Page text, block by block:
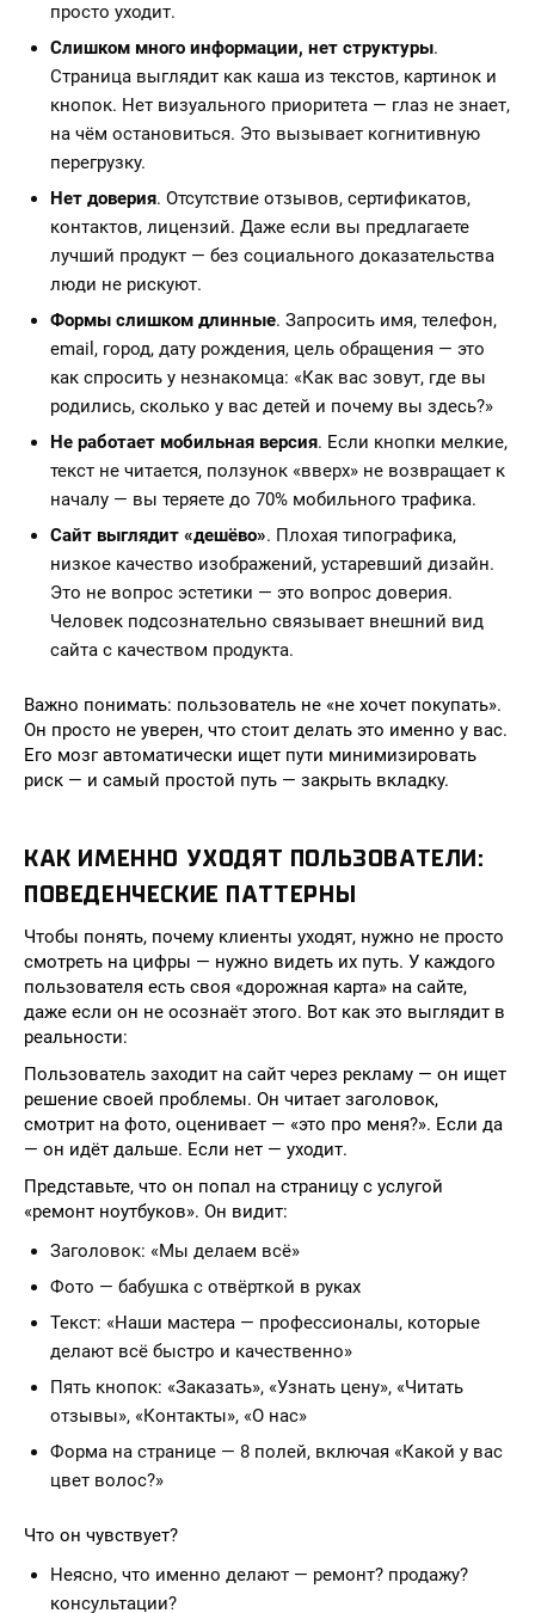
просто уходит.
Слишком много информации, нет структуры.
Страница выглядит как каша из текстов, картинок и
кнопок. Нет визуального приоритета — глаз не знает,
на чём остановиться. Это вызывает когнитивную
перегрузку.
Нет доверия. Отсутствие отзывов, сертификатов,
контактов, лицензий. Даже если вы предлагаете
лучший продукт — без социального доказательства
люди не рискуют.
Формы слишком длинные. Запросить имя, телефон,
email, город, дату рождения, цель обращения — это
как спросить у незнакомца: «Как вас зовут, где вы
родились, сколько у вас детей и почему вы здесь?»
Не работает мобильная версия. Если кнопки мелкие,
текст не читается, ползунок «вверх» не возвращает к
началу — вы теряете до 70% мобильного трафика.
Сайт выглядит «дешёво». Плохая типографика,
низкое качество изображений, устаревший дизайн.
Это не вопрос эстетики — это вопрос доверия.
Человек подсознательно связывает внешний вид
сайта с качеством продукта.
Важно понимать: пользователь не «не хочет покупать».
Он просто не уверен, что стоит делать это именно у вас.
Его мозг автоматически ищет пути минимизировать
риск — и самый простой путь — закрыть вкладку.
КАК ИМЕННО УХОДЯТ ПОЛЬЗОВАТЕЛИ:
ПОВЕДЕНЧЕСКИЕ ПАТТЕРНЫ
Чтобы понять, почему клиенты уходят, нужно не просто
смотреть на цифры — нужно видеть их путь. У каждого
пользователя есть своя «дорожная карта» на сайте,
даже если он не осознаёт этого. Вот как это выглядит в
реальности:
Пользователь заходит на сайт через рекламу — он ищет
решение своей проблемы. Он читает заголовок,
смотрит на фото, оценивает — «это про меня?». Если да
— он идёт дальше. Если нет — уходит.
Представьте, что он попал на страницу с услугой
«ремонт ноутбуков». Он видит:
Заголовок: «Мы делаем всё»
Фото — бабушка с отвёрткой в руках
Текст: «Наши мастера — профессионалы, которые
делают всё быстро и качественно»
Пять кнопок: «Заказать», «Узнать цену», «Читать
отзывы», «Контакты», «О нас»
Форма на странице — 8 полей, включая «Какой у вас
цвет волос?»
Что он чувствует?
Неясно, что именно делают — ремонт? продажу?
консультации?